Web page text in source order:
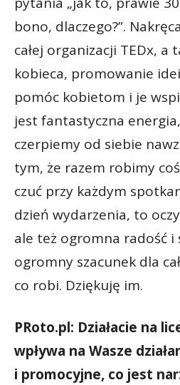
bono, dlaczego?”.
całej organizacji TEDx, a
kobieca, promowanie
pomóc kobietom i je
jest fantastyczna
czerpiemy od siebie
tym, że razem robimy
czuć przy każdym
dzień wydarzenia, to
ale też ogromna radość i
ogromny szacunek dla
co robi. Dziękuję im.
PRoto.pl: Działacie na
wpływa na Wasze
i promocyjne, co jest